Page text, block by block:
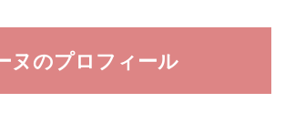
ヌのプロフィール